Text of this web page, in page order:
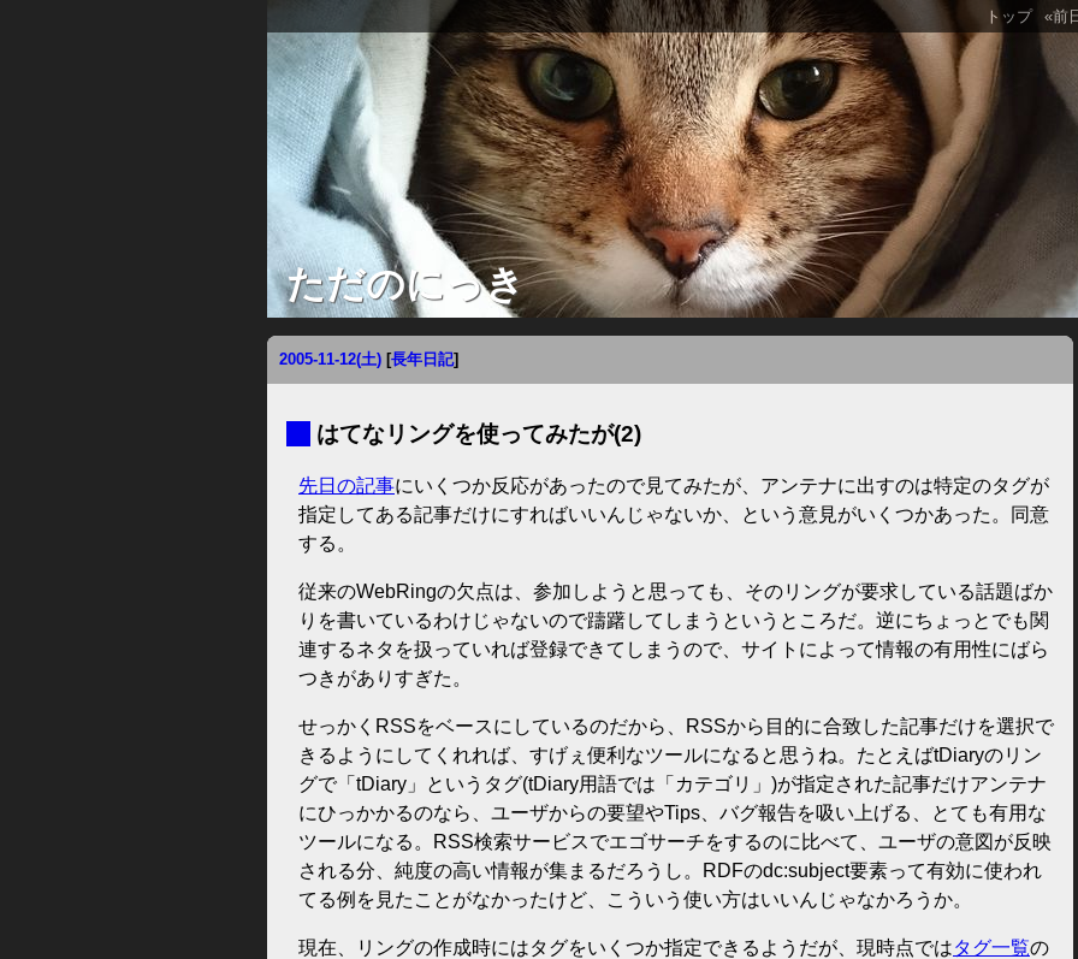
トップ «前
ただのにっき
2005-11-12(土) [長年日記]
はてなリングを使ってみたが(2)
先日の記事にいくつか反応があったので見てみたが、アンテナに出すのは特定のタグが
指定してある記事だけにすればいいんじゃないか、という意見がいくつかあった。同意
する。
従来のWebRingの欠点は、参加しようと思っても、そのリングが要求している話題ばか
りを書いているわけじゃないので躊躇してしまうというところだ。逆にちょっとでも関
連するネタを扱っていれば登録できてしまうので、サイトによって情報の有用性にばら
つきがありすぎた。
せっかくRSSをベースにしているのだから、RSSから目的に合致した記事だけを選択で
きるようにしてくれれば、すげぇ便利なツールになると思うね。たとえばtDiaryのリン
グで「tDiary」というタグ(tDiary用語では「カテゴリ」)が指定された記事だけアンテナ
にひっかかるのなら、ユーザからの要望やTips、バグ報告を吸い上げる、とても有用な
ツールになる。RSS検索サービスでエゴサーチをするのに比べて、ユーザの意図が反映
される分、純度の高い情報が集まるだろうし。RDFのdc:subject要素って有効に使われ
てる例を見たことがなかったけど、こういう使い方はいいんじゃなかろうか。
現在、リングの作成時にはタグをいくつか指定できるようだが、現時点ではタグ一覧の